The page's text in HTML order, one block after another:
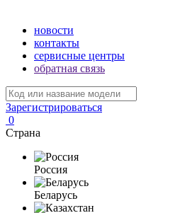
новости
контакты
сервисные центры
обратная связь
Зарегистрироваться
0
Страна
Россия
Беларусь